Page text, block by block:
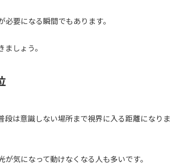
要になる瞬間でもあります。
しょう。
は意識しない場所まで視界に入る距離になりま
気になって動けなくなる人も多いです。